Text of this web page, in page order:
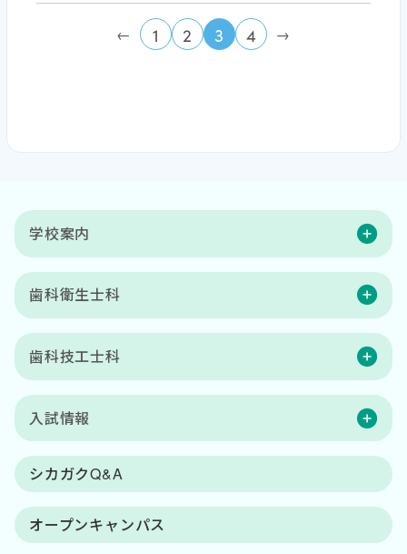
← 1 2 3 4 →
学校案内
歯科衛生士科
歯科技工士科
入試情報
シカガクQ&A
オープンキャンパス